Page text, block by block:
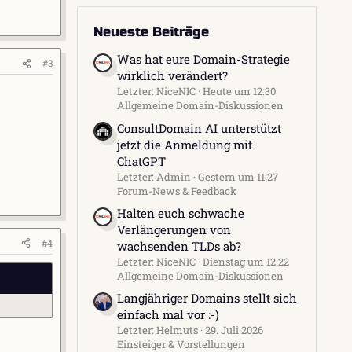
#3
#4
Neueste Beiträge
Was hat eure Domain-Strategie
wirklich verändert?
Letzter: NiceNIC Heute um 12:30
Allgemeine Domain-Diskussionen
ConsultDomain AI unterstützt
jetzt die Anmeldung mit
ChatGPT
Letzter: Admin Gestern um 11:27
Forum-News & Feedback
Halten euch schwache
Verlängerungen von
wachsenden TLDs ab?
Letzter: NiceNIC Dienstag um 12:22
Allgemeine Domain-Diskussionen
Langjähriger Domains stellt sich
einfach mal vor :-)
Letzter: Helmuts 29. Juli 2026
Einsteiger & Vorstellungen